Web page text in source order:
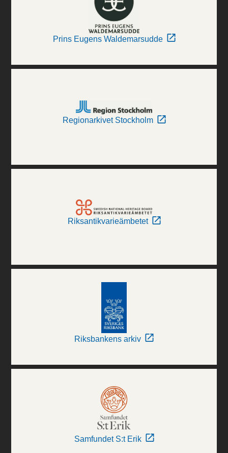
Prins Eugens Waldemarsudde
Regionarkivet Stockholm
Riksantikvarieämbetet
Riksbankens arkiv
Samfundet S:t Erik